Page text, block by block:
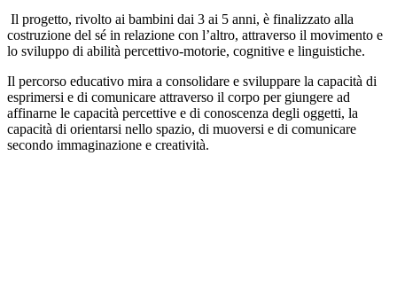
Il progetto, rivolto ai bambini dai 3 ai 5 anni, è finalizzato alla
costruzione del sé in relazione con l’altro, attraverso il movimento e
lo sviluppo di abilità percettivo-motorie, cognitive e linguistiche.
Il percorso educativo mira a consolidare e sviluppare la capacità di
esprimersi e di comunicare attraverso il corpo per giungere ad
affinarne le capacità percettive e di conoscenza degli oggetti, la
capacità di orientarsi nello spazio, di muoversi e di comunicare
secondo immaginazione e creatività.